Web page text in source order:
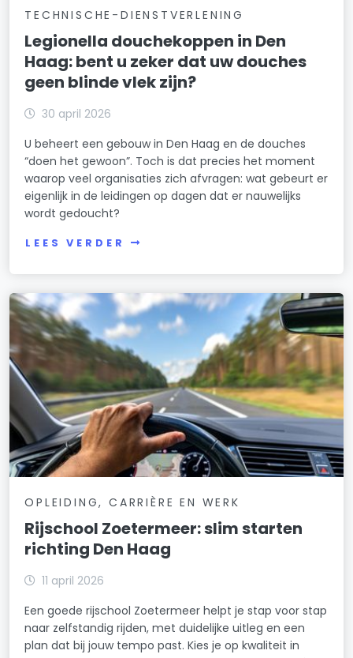
TECHNISCHE-DIENSTVERLENING
Legionella douchekoppen in Den
Haag: bent u zeker dat uw douches
geen blinde vlek zijn?
30 april 2026
U beheert een gebouw in Den Haag en de douches
“doen het gewoon”. Toch is dat precies het moment
waarop veel organisaties zich afvragen: wat gebeurt er
eigenlijk in de leidingen op dagen dat er nauwelijks
wordt gedoucht?
LEES VERDER
OPLEIDING, CARRIÈRE EN WERK
Rijschool Zoetermeer: slim starten
richting Den Haag
11 april 2026
Een goede rijschool Zoetermeer helpt je stap voor stap
naar zelfstandig rijden, met duidelijke uitleg en een
plan dat bij jouw tempo past. Kies je op kwaliteit in